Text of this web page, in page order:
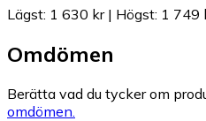
Lägst: 1 630 kr| Högst: 1 749
Omdömen
Berätta vad du tycker om
omdömen.